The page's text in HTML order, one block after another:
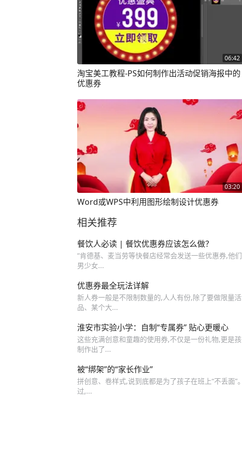
06:42
淘宝美工教程-PS如何制作出活动促销海报中的
优惠券
03:20
Word或WPS中利用图形绘制设计优惠券
相关推荐
餐饮人必读 | 餐饮优惠券应该怎么做？
“肯德基、麦当劳等快餐店经常会发送一些优惠券,他
男少女...
优惠券最全玩法详解
新人券一般是不限制数量的,人人有份,除了要做限量
品、某个大...
淮安市实验小学：自制“专属券” 贴心更暖心
这些充满创意和童趣的使用券,不仅是一份礼物,更是
制作出了...
被“绑架”的“家长作业”
拼创意、卷样式,说到底都是为了孩子在班上“不丢面
过,...